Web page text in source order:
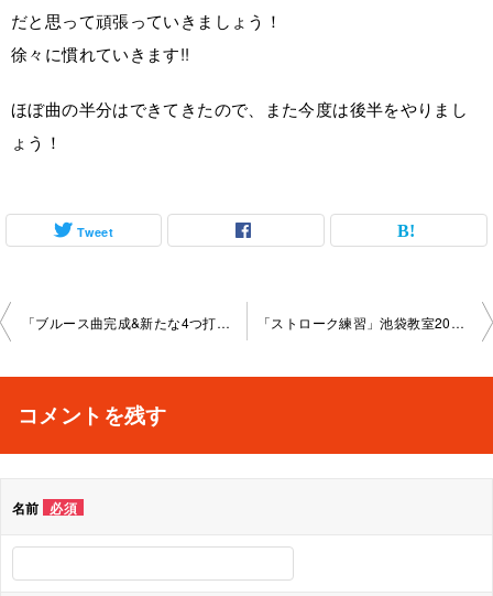
だと思って頑張っていきましょう！
徐々に慣れていきます!!
ほぼ曲の半分はできてきたので、また今度は後半をやりまし
ょう！
Tweet
投
ビ
シ
「ブルース曲完成&新たな4つ打ちパターン練習」池袋教室2024-2-05-­no0032-­1138 「ストローク練習」池袋教室2024-3-11-­no0032-­1138
コメントを残す
名前 必須